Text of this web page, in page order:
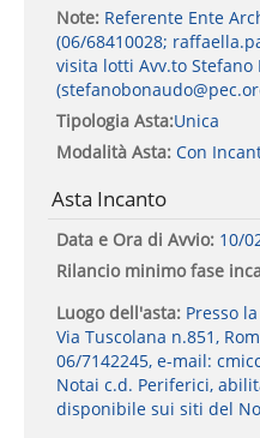
Note: Referente Ente
(06/68410028;
visita lotti Avv.to Stefano
Tipologia Asta:Unica
Modalità Asta:Con
Asta Incanto
Data e Ora di Avvio: 10/
Rilancio minimo fase
Luogo dell'asta: Presso
Via Tuscolana n.851,
06/7142245, e-mail:
Notai c.d. Periferici,
disponibile sui siti del